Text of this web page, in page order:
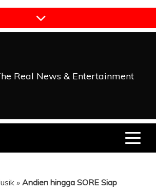
Real News & Entertainment
» Andien hingga SORE Siap